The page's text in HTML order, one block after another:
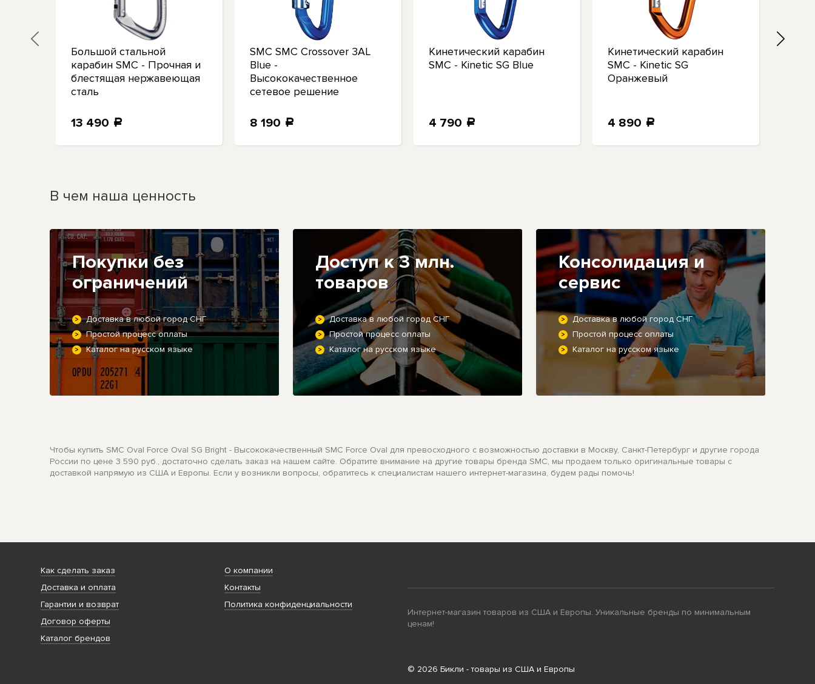
Большой стальной
карабин SMC - Прочная и
блестящая нержавеющая
сталь
13 490 a
SMC SMC Crossover 3AL
Blue -
Высококачественное
сетевое решение
8 190 a
Кинетический карабин
SMC - Kinetic SG Blue
4 790 a
Кинетический карабин
SMC - Kinetic SG
Оранжевый
4 890 a
В чем наша ценность
Покупки без
ограничений
Доставка в любой город СНГ
Простой процесс оплаты
Каталог на русском языке
Доступ к 3 млн.
товаров
Доставка в любой город СНГ
Простой процесс оплаты
Каталог на русском языке
Консолидация и
сервис
Доставка в любой город СНГ
Простой процесс оплаты
Каталог на русском языке
Чтобы купить SMC Oval Force Oval SG Bright - Высококачественный SMC Force Oval для превосходного с возможностью доставки в Москву, Санкт-Петербург и другие города
России по цене 3 590 руб., достаточно сделать заказ на нашем сайте. Обратите внимание на другие товары бренда SMC, мы продаем только оригинальные товары с
доставкой напрямую из США и Европы. Если у возникли вопросы, обратитесь к специалистам нашего интернет-магазина, будем рады помочь!
Как сделать заказ
Доставка и оплата
Гарантии и возврат
Договор оферты
Каталог брендов
О компании
Контакты
Политика конфиденциальности
Интернет-магазин товаров из США и Европы. Уникальные бренды по минимальным
ценам!
© 2026 Бикли - товары из США и Европы